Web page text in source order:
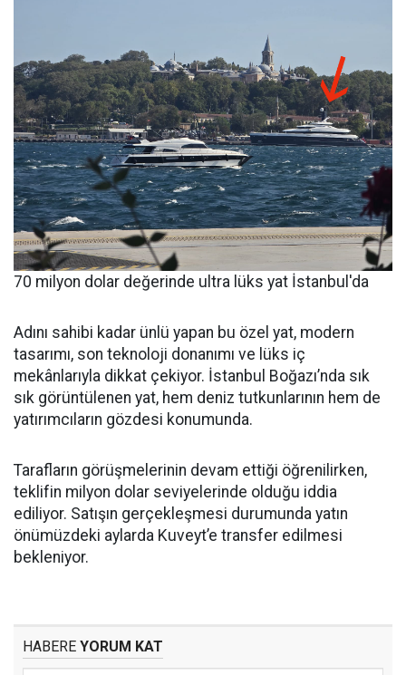
70 milyon dolar değerinde ultra lüks yat İstanbul'da
Adını sahibi kadar ünlü yapan bu özel yat, modern
tasarımı, son teknoloji donanımı ve lüks iç
mekânlarıyla dikkat çekiyor. İstanbul Boğazı’nda sık
sık görüntülenen yat, hem deniz tutkunlarının hem de
yatırımcıların gözdesi konumunda.
Tarafların görüşmelerinin devam ettiği öğrenilirken,
teklifin milyon dolar seviyelerinde olduğu iddia
ediliyor. Satışın gerçekleşmesi durumunda yatın
önümüzdeki aylarda Kuveyt’e transfer edilmesi
bekleniyor.
HABERE YORUM KAT